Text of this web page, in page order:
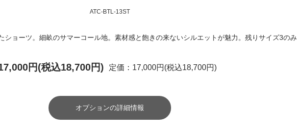
ATC-BTL-13ST
ショーツ。細畝のサマーコール地。素材感と飽きの来ないシルエットが魅力。残りサイズ3のみ
円(税込18,700円) 定価：17,000円(税込18,700円)
オプションの詳細情報